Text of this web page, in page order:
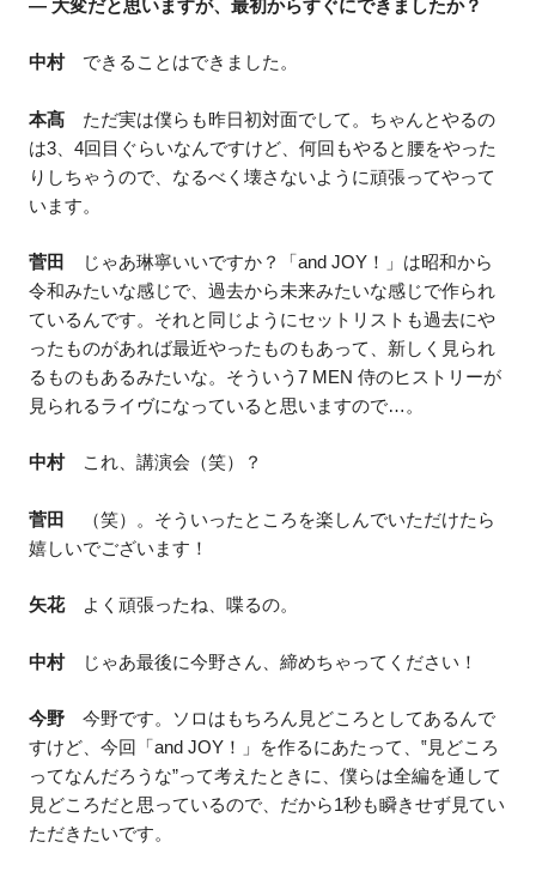
― 大変だと思いますが、最初からすぐにできましたか？
中村できることはできました。
本髙 ただ実は僕らも昨日初対面でして。ちゃんとやるの
は3、4回目ぐらいなんですけど、何回もやると腰をやった
りしちゃうので、なるべく壊さないように頑張ってやって
います。
菅田
じゃあ琳寧いいですか？「and JOY！」は昭和から
令和みたいな感じで、過去から未来みたいな感じで作られ
ているんです。それと同じようにセットリストも過去にや
ったものがあれば最近やったものもあって、新しく見られ
るものもあるみたいな。そういう7 MEN 侍のヒストリーが
見られるライヴになっていると思いますので…。
中村これ、講演会（笑）？
菅田
（笑）。そういったところを楽しんでいただけたら
嬉しいでございます！
矢花よく頑張ったね、喋るの。
中村じゃあ最後に今野さん、締めちゃってください！
今野 今野です。ソロはもちろん見どころとしてあるんで
すけど、今回「and JOY！」を作るにあたって、‟見どころ
ってなんだろうな”って考えたときに、僕らは全編を通して
見どころだと思っているので、だから1秒も瞬きせず見てい
ただきたいです。